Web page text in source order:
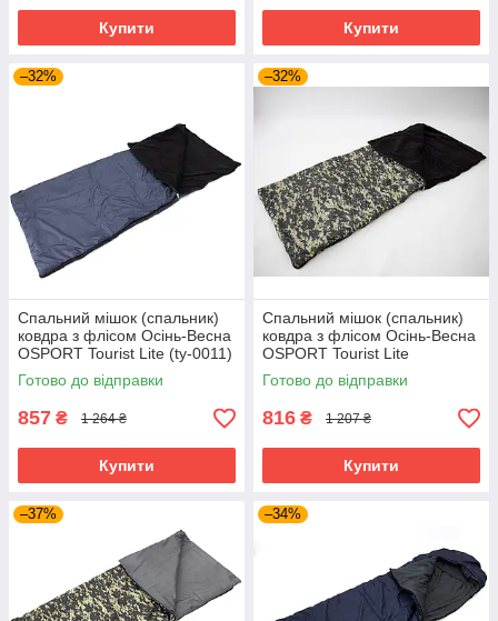
Купити Купити
–32%
Спальний мішок (спальник)
ковдра з флісом Осінь-Весна
OSPORT Tourist Lite (ty-0011)
Готово до відправки
857 ₴ 1 264 ₴
Купити
–32%
Спальний мішок (спальник)
ковдра з флісом Осінь-Весна
OSPORT Tourist Lite
Камуфляж (ty-0010)
Готово до відправки
816 ₴ 1 207 ₴
Купити
–37% –34%